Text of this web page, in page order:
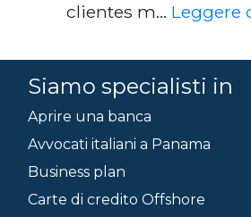
clientes m… Leggere
Siamo specialisti in
Aprire una banca
Avvocati italiani a Panama
Business plan
Carte di credito Offshore